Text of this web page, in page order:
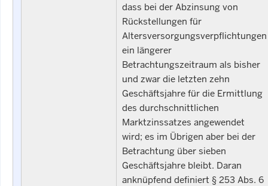
dass bei der Abzinsung von
Rückstellungen für
Altersversorgungsverpflichtungen
ein längerer
Betrachtungszeitraum als bisher
und zwar die letzten zehn
Geschäftsjahre für die Ermittlung
des durchschnittlichen
Marktzinssatzes angewendet
wird; es im Übrigen aber bei der
Betrachtung über sieben
Geschäftsjahre bleibt. Daran
anknüpfend definiert § 253 Abs. 6